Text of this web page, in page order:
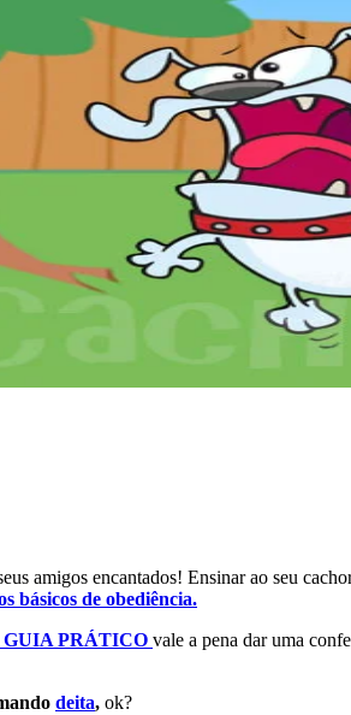
amigos encantados! Ensinar ao seu
básicos de obediência.
GUIA PRÁTICO vale a pena dar uma
deita, ok?